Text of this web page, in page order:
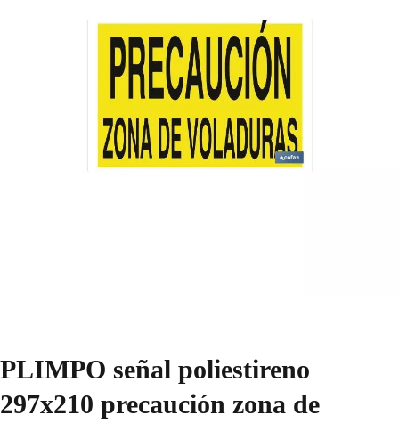
PLIMPO señal poliestireno
297x210 precaución zona de